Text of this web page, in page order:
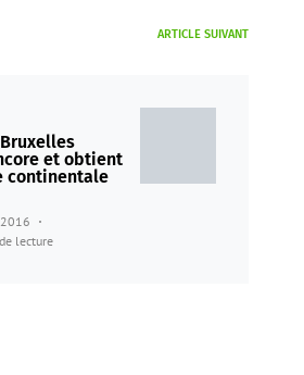
ARTICLE SUIVANT
et obtient
continentale
lecture